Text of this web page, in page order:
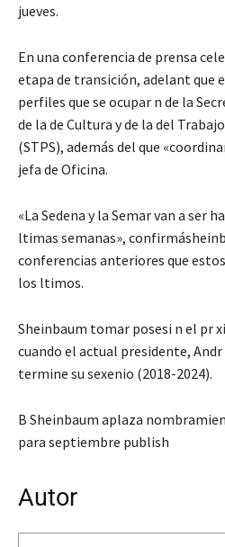
jueves.
En una conferencia de prensa
etapa de transición, adelant que
perfiles que se ocupar n de la
de la de Cultura y de la del
(STPS), además del que
jefa de Oficina.
«La Sedena y la Semar van a ser
ltimas semanas»,
conferencias anteriores que
los ltimos.
Sheinbaum tomar posesi n el pr
cuando el actual presidente, Andr
termine su sexenio (2018-2024).
B Sheinbaum aplaza
para septiembre publish
Autor